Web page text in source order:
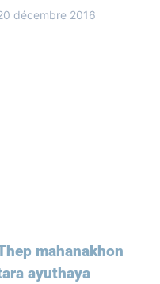
décembre 2016
mahanakhon
ayuthaya